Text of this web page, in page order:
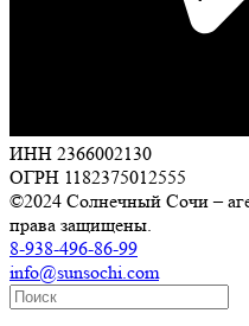
ИНН 2366002130
ОГРН 1182375012555
©2024 Солнечный Сочи –
права защищены.
8-938-496-86-99
info@sunsochi.com